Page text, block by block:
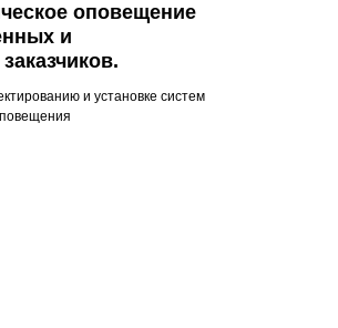
оповещение
и
и установке систем